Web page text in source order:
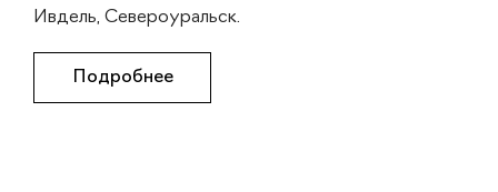
Ивдель, Североуральск.
Подробнее